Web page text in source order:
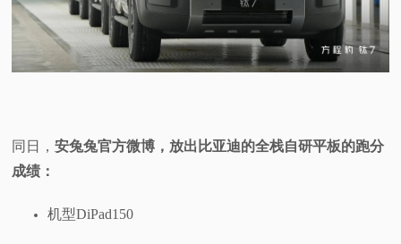
同日，安兔兔官方微博，放出比亚迪的全栈自研平板的跑分
成绩：
机型DiPad150